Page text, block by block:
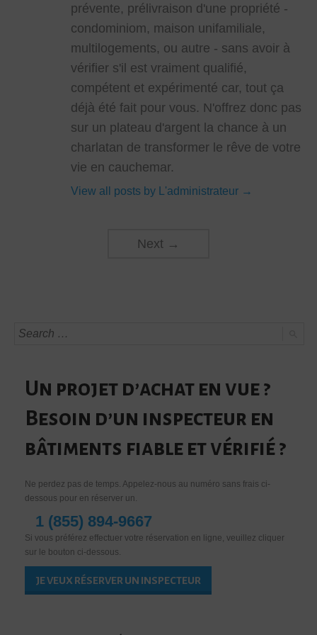
prévente, prélivraison d'une propriété -
condominiom, maison unifamiliale,
multilogements, ou autre - sans avoir à
vérifier s'il est vraiment qualifié,
compétent et expérimenté car, tout ça
déjà été fait pour vous. N'offrez donc pas
sur un plateau d'argent la chance à un
charlatan de transformer le rêve de votre
vie en cauchemar.
View all posts by L'administrateur →
Next →
Un projet d’achat en vue ?
Besoin d’un inspecteur en
bâtiments fiable et vérifié ?
Ne perdez pas de temps. Appelez-nous au numéro sans frais ci-
dessous pour en réserver un.
1 (855) 894-9667
Si vous préférez effectuer votre réservation en ligne, veuillez cliquer
sur le bouton ci-dessous.
JE VEUX RÉSERVER UN INSPECTEUR